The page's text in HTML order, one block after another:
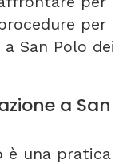
per
San Polo dei
a San
è una pratica